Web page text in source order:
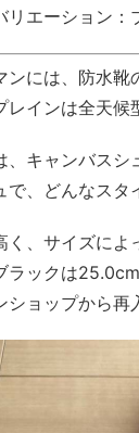
リエーション：
ンには、防水
レインは全天候
、キャンバス
で、どんなスタ
く、サイズに
ラックは
ショップから再